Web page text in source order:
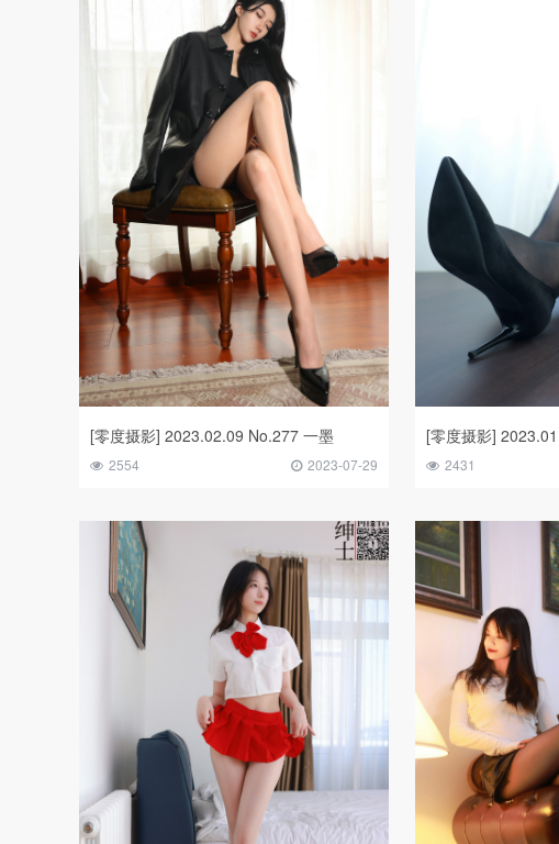
[零度摄影] 2023.02.09 No.277 一墨
2554 2023-07-29
[零度摄影]
2431